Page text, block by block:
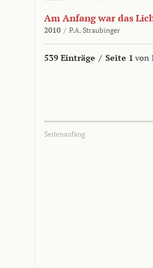
Am Anfang war das
2010 / P.A. Straubinger
539 Einträge / Seite 1 von
Seitenanfang